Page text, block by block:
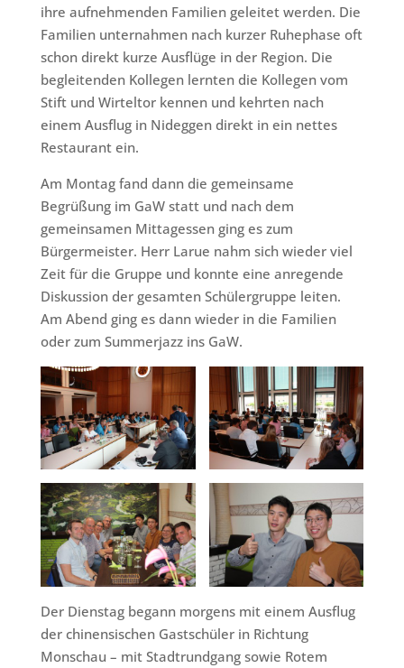
ihre aufnehmenden Familien geleitet werden. Die
Familien unternahmen nach kurzer Ruhephase oft
schon direkt kurze Ausflüge in der Region. Die
begleitenden Kollegen lernten die Kollegen vom
Stift und Wirteltor kennen und kehrten nach
einem Ausflug in Nideggen direkt in ein nettes
Restaurant ein.
Am Montag fand dann die gemeinsame
Begrüßung im GaW statt und nach dem
gemeinsamen Mittagessen ging es zum
Bürgermeister. Herr Larue nahm sich wieder viel
Zeit für die Gruppe und konnte eine anregende
Diskussion der gesamten Schülergruppe leiten.
Am Abend ging es dann wieder in die Familien
oder zum Summerjazz ins GaW.
Der Dienstag begann morgens mit einem Ausflug
der chinensischen Gastschüler in Richtung
Monschau – mit Stadtrundgang sowie Rotem